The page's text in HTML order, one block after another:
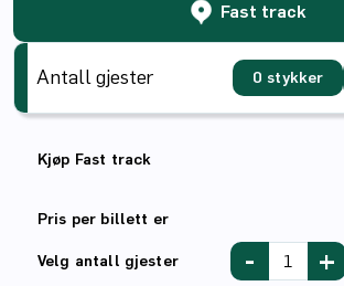
Fast track
Antall gjester 0 stykker
Kjøp Fast track
Pris per billett er
Velg antall gjester - +